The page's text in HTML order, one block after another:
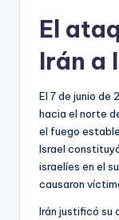
El
Irán a
El 7 de junio de
hacia el norte
el fuego
Israel
israelíes en el
causaron
Irán justificó su